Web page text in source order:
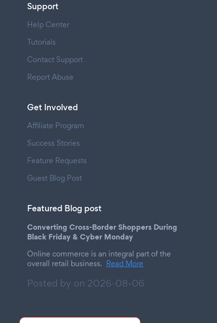
Support
Help Center
Tutorials
Contact Support
Report Abuse
Get Involved
Affiliate Program
Success Stories
Feature Requests
Guest Blog Post
Featured Blog post
Converting Cross-Border Shoppers During
Black Friday & Cyber Monday
Online commerce is an integral part of the
overall retail business. Read More
Posted by on 2026-08-06